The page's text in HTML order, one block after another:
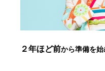
２年ほど前から準備を